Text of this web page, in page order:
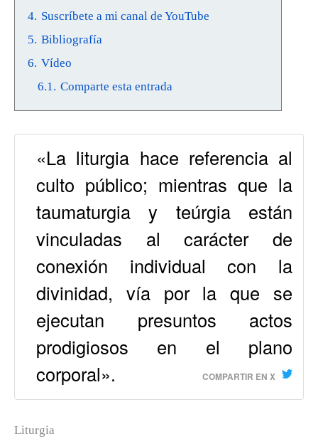
4. Suscríbete a mi canal de YouTube
5. Bibliografía
6. Vídeo
6.1. Comparte esta entrada
«La liturgia hace referencia al
culto público; mientras que la
taumaturgia y teúrgia están
vinculadas al carácter de
conexión individual con la
divinidad, vía por la que se
ejecutan presuntos actos
prodigiosos en el plano
corporal».
COMPARTIR EN X
Liturgia